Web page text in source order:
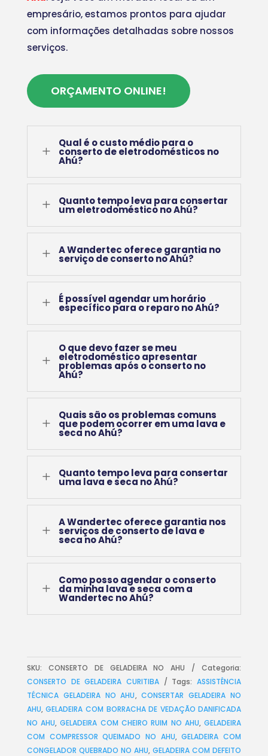
empresário, estamos prontos para ajudar
com informações detalhadas sobre nossos
serviços.
ORÇAMENTO ONLINE!
L
Qual é o custo médio para o
conserto de eletrodomésticos no
Ahú?
L Quanto tempo leva para consertar
um eletrodoméstico no Ahú?
L A Wandertec oferece garantia no
serviço de conserto no Ahú?
L É possível agendar um horário
específico para o reparo no Ahú?
L
O que devo fazer se meu
eletrodoméstico apresentar
problemas após o conserto no
Ahú?
L
Quais são os problemas comuns
que podem ocorrer em uma lava e
seca no Ahú?
L Quanto tempo leva para consertar
uma lava e seca no Ahú?
L
A Wandertec oferece garantia nos
serviços de conserto de lava e
seca no Ahú?
L
Como posso agendar o conserto
da minha lava e seca com a
Wandertec no Ahú?
SKU: CONSERTO DE GELADEIRA NO AHU
Categoria:
CONSERTO DE GELADEIRA CURITIBA
Tags:ASSISTÊNCIA
TÉCNICA GELADEIRA NO AHU,CONSERTAR GELADEIRA NO
AHU,GELADEIRA COM BORRACHA DE VEDAÇÃO DANIFICADA
NO AHU,GELADEIRA COM CHEIRO RUIM NO AHU,GELADEIRA
COM COMPRESSOR QUEIMADO NO AHU,GELADEIRA COM
CONGELADOR QUEBRADO NO AHU,GELADEIRA COM DEFEITO